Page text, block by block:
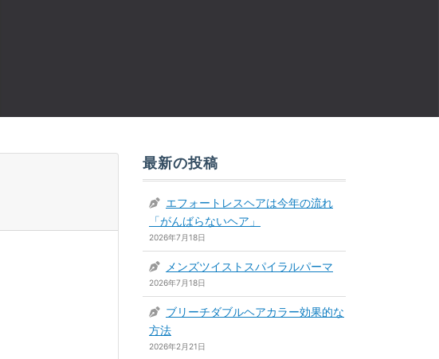
最新の投稿
エフォートレスヘアは今年の流れ
「がんばらないヘア」
2026年7月18日
メンズツイストスパイラルパーマ
2026年7月18日
ブリーチダブルヘアカラー効果的な
方法
2026年2月21日